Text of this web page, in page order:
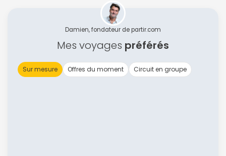
Damien, fondateur de partir.com
Mes voyages préférés
Sur mesure Offres du moment Circuit en groupe